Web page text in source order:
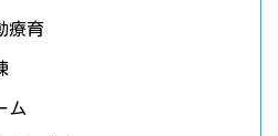
療育
ム